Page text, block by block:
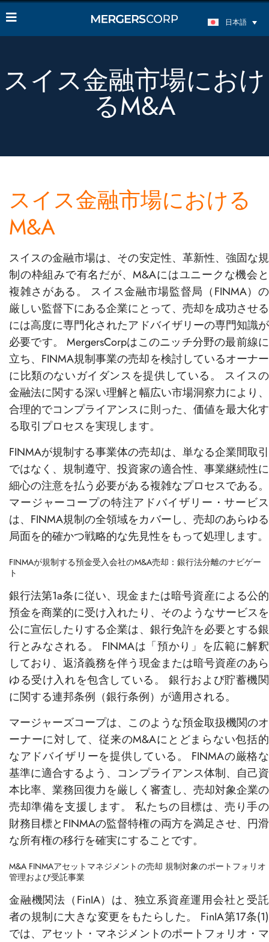
日本語
スイス金融市場におけ
るM&A
スイス金融市場における
M&A
スイスの金融市場は、その安定性、革新性、強固な規
制の枠組みで有名だが、M&Aにはユニークな機会と
複雑さがある。 スイス金融市場監督局（FINMA）の
厳しい監督下にある企業にとって、売却を成功させる
には高度に専門化されたアドバイザリーの専門知識が
必要です。 MergersCorpはこのニッチ分野の最前線に
立ち、FINMA規制事業の売却を検討しているオーナー
に比類のないガイダンスを提供している。 スイスの
金融法に関する深い理解と幅広い市場洞察力により、
合理的でコンプライアンスに則った、価値を最大化す
る取引プロセスを実現します。
FINMAが規制する事業体の売却は、単なる企業間取引
ではなく、規制遵守、投資家の適合性、事業継続性に
細心の注意を払う必要がある複雑なプロセスである。
マージャーコープの特注アドバイザリー・サービス
は、FINMA規制の全領域をカバーし、売却のあらゆる
局面を的確かつ戦略的な先見性をもって処理します。
FINMAが規制する預金受入会社のM&A売却：銀行法分離のナビゲー
ト
銀行法第1a条に従い、現金または暗号資産による公的
預金を商業的に受け入れたり、そのようなサービスを
公に宣伝したりする企業は、銀行免許を必要とする銀
行とみなされる。 FINMAは「預かり」を広範に解釈
しており、返済義務を伴う現金または暗号資産のあら
ゆる受け入れを包含している。 銀行および貯蓄機関
に関する連邦条例（銀行条例）が適用される。
マージャーズコープは、このような預金取扱機関のオ
ーナーに対して、従来のM&Aにとどまらない包括的
なアドバイザリーを提供している。 FINMAの厳格な
基準に適合するよう、コンプライアンス体制、自己資
本比率、業務回復力を厳しく審査し、売却対象企業の
売却準備を支援します。私たちの目標は、売り手の
財務目標とFINMAの監督特権の両方を満足させ、円滑
な所有権の移行を確実にすることです。
M&A FINMAアセットマネジメントの売却 規制対象のポートフォリオ
管理および受託事業
金融機関法（FinIA）は、独立系資産運用会社と受託
者の規制に大きな変更をもたらした。 FinIA第17条(1)
では、アセット・マネジメントのポートフォリオ・マ